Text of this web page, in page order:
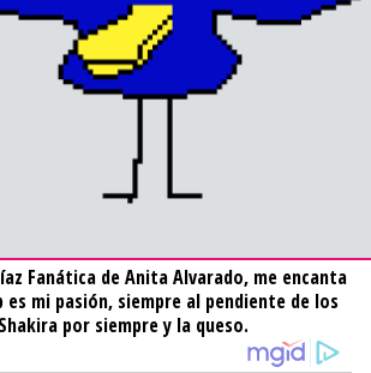
Fanática de Anita Alvarado, me encanta
es mi pasión, siempre al pendiente de los
por siempre y la queso.